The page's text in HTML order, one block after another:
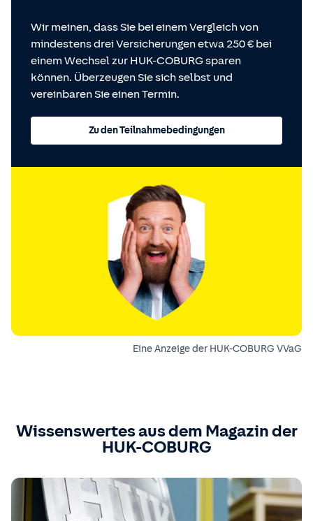
Wir meinen, dass Sie bei einem Vergleich von
mindestens drei Versicherungen etwa 250 € bei
einem Wechsel zur HUK-COBURG sparen
können. Überzeugen Sie sich selbst und
vereinbaren Sie einen Termin.
Zu den Teilnahmebedingungen
Eine Anzeige der HUK-COBURG VVaG
Wissenswertes aus dem Magazin der
HUK-COBURG